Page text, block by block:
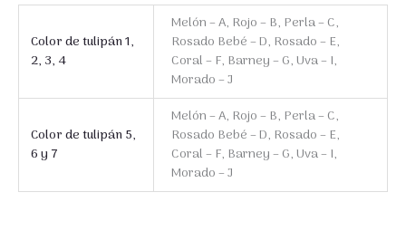
Color de tulipán 1,
2, 3, 4
Melón – A, Rojo – B, Perla – C,
Rosado Bebé – D, Rosado – E,
Coral – F, Barney – G, Uva – I,
Morado – J
Color de tulipán 5,
6 y 7
Melón – A, Rojo – B, Perla – C,
Rosado Bebé – D, Rosado – E,
Coral – F, Barney – G, Uva – I,
Morado – J